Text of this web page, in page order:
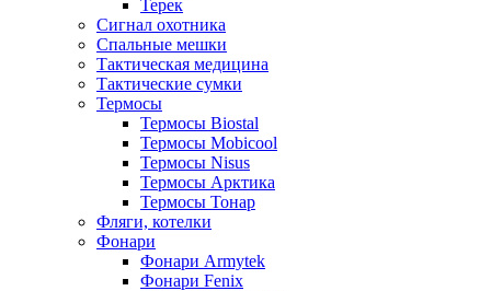
Терек
Сигнал охотника
Спальные мешки
Тактическая медицина
Тактические сумки
Термосы
Термосы Biostal
Термосы Mobicool
Термосы Nisus
Термосы Арктика
Термосы Тонар
Фляги, котелки
Фонари
Фонари Armytek
Фонари Fenix